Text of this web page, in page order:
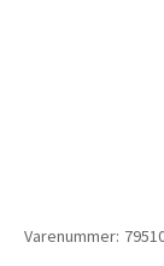
Varenummer: